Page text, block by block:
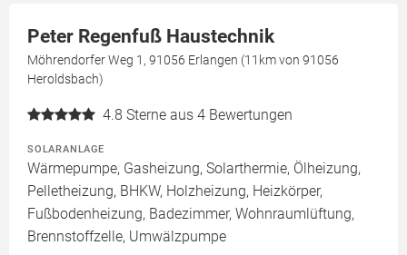
Peter Regenfuß Haustechnik
Möhrendorfer Weg 1, 91056 Erlangen (11km von 91056
Heroldsbach)
4.8 Sterne aus 4 Bewertungen
SOLARANLAGE
Wärmepumpe, Gasheizung, Solarthermie, Ölheizung,
Pelletheizung, BHKW, Holzheizung, Heizkörper,
Fußbodenheizung, Badezimmer, Wohnraumlüftung,
Brennstoffzelle, Umwälzpumpe